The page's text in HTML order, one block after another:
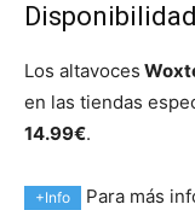
Los altavoces
en las tiendas
14.99€.
+Info Para más